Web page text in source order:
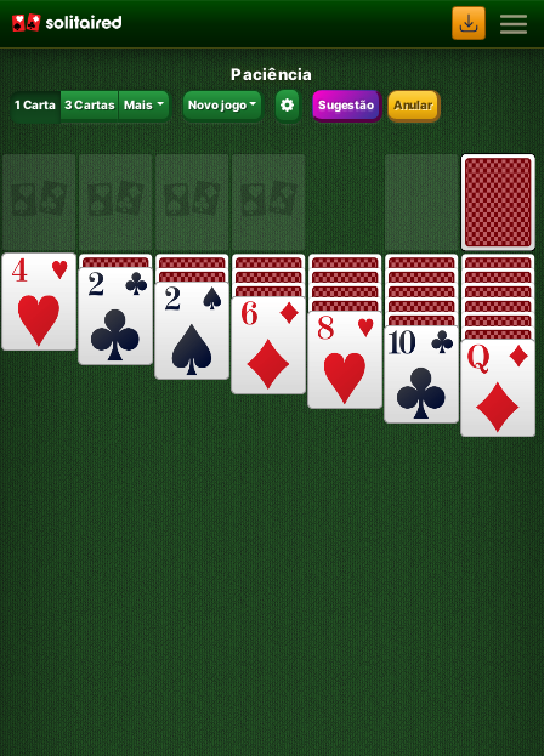
Paciência
1 Carta 3 Cartas Mais Novo jogo Sugestão Anular